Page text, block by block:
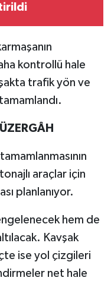
kontrollü hale
trafik yön ve
araçlar için
planlanıyor.
hem de
Kavşak
ise yol çizgileri
net hale